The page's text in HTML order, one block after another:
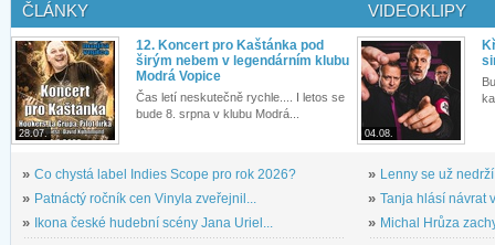
ČLÁNKY
28.07.
12. Koncert pro Kaštánka pod
širým nebem v legendárním klubu
Modrá Vopice
Čas letí neskutečně rychle.... I letos se
bude 8. srpna v klubu Modrá...
» Co chystá label Indies Scope pro rok 2026?
» Patnáctý ročník cen Vinyla zveřejnil...
»
Ikona české hudební scény Jana Uriel...
VIDEOKLIPY
04.08.
» Lenny se už
» Tanja hlásí návrat
» Michal Hrůza